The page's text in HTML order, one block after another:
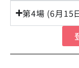
第4場 (6月15